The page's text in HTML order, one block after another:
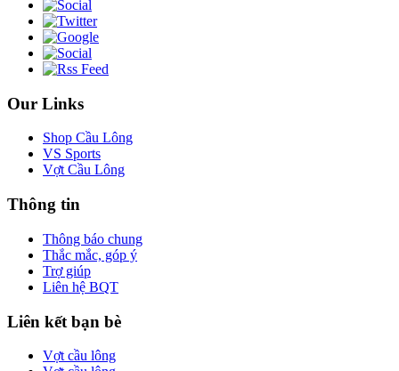
Our Links
Shop Cầu Lông
VS Sports
Vợt Cầu Lông
Thông tin
Thông báo chung
Thắc mắc, góp ý
Trợ giúp
Liên hệ BQT
Liên kết bạn bè
Vợt cầu lông